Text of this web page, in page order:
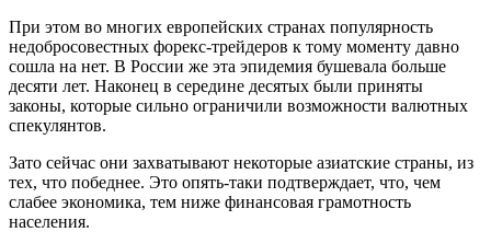
При этом во многих европейских странах популярность
недобросовестных форекс-трейдеров к тому моменту давно
сошла на нет. В России же эта эпидемия бушевала больше
десяти лет. Наконец в середине десятых были приняты
законы, которые сильно ограничили возможности валютных
спекулянтов.
Зато сейчас они захватывают некоторые азиатские страны, из
тех, что победнее. Это опять-таки подтверждает, что, чем
слабее экономика, тем ниже финансовая грамотность
населения.